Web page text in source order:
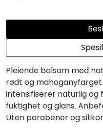
Pleiende balsam med
rødt og
intensifiserer naturlig og
fuktighet og glans.
Uten parabener og